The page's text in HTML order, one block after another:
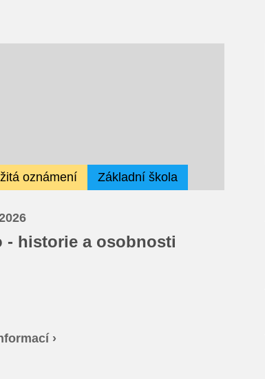
oznámení Základní škola
- historie a osobnosti
›